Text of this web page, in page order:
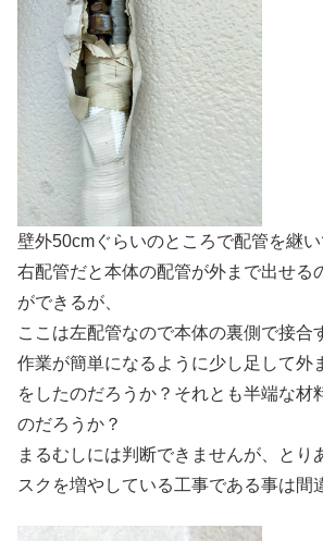
壁外50cmぐらいのところで配管を継い
右配管だと本体の配管が外まで出せる
ができるが、
ここは左配管なので本体の裏側で接合
作業が簡単になるように少し足して外
をしたのだろうか？それとも半端な材
のだろうか？
まるむしには判断できませんが、とり
スクを増やしている工事である事は間